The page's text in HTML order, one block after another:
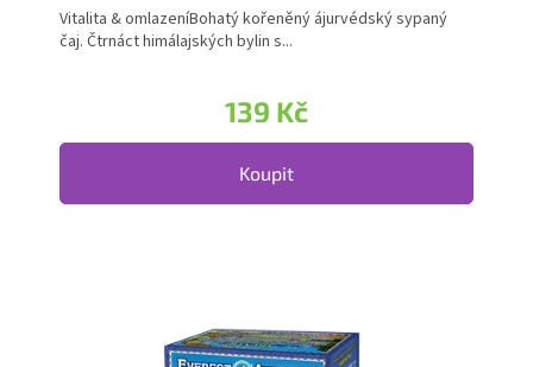
139 Kč
Koupit
Vitalita & omlazeníBohatý kořeněný ájurvédský sypaný
čaj. Čtrnáct himálajských bylin s...